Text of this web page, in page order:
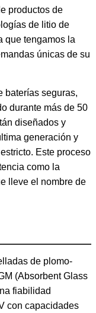
productos de
de litio de
que tengamos la
únicas de su
baterías seguras,
durante más de 50
diseñados y
generación y
Este proceso
como la
lleve el nombre de
de plomo-
(Absorbent Glass
fiabilidad
con capacidades